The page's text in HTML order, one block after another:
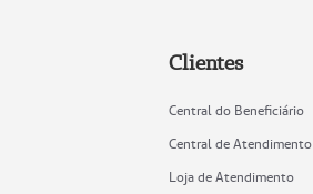
Clientes
Central do Beneficiário
Central de Atendimento
Loja de Atendimento